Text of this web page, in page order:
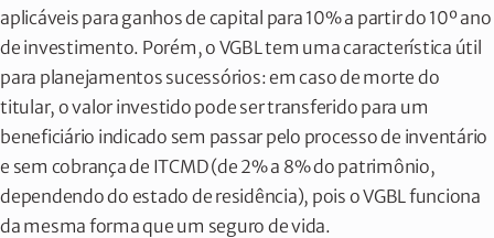
aplicáveis para ganhos de capital para 10% a partir do 10º ano
de investimento. Porém, o VGBL tem uma característica útil
para planejamentos sucessórios: em caso de morte do
titular, o valor investido pode ser transferido para um
beneficiário indicado sem passar pelo processo de inventário
e sem cobrança de ITCMD (de 2% a 8% do patrimônio,
dependendo do estado de residência), pois o VGBL funciona
da mesma forma que um seguro de vida.